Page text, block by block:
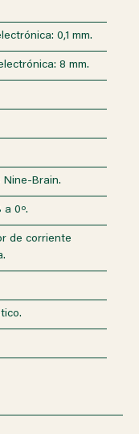
0,1 mm.
8 mm.
Nine-Brain.
a 0º.
de corriente